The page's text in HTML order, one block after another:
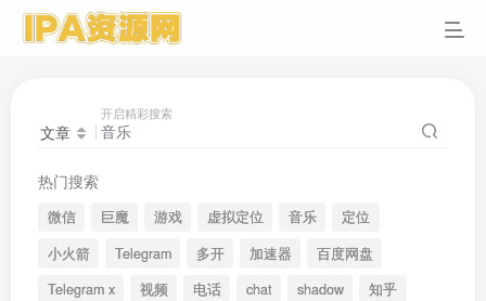
文章
开启精彩搜索
热门搜索
微信 巨魔 游戏 虚拟定位 音乐
定位
小火箭
Telegram 多开 加速器
百度网盘
Telegram x
视频 电话 chat shadow
知乎